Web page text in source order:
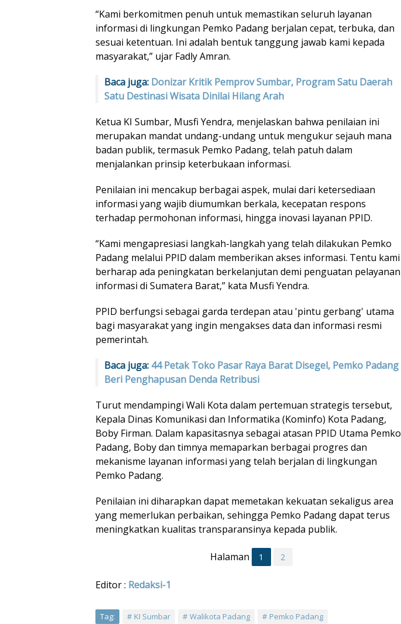
“Kami berkomitmen penuh untuk memastikan seluruh layanan
informasi di lingkungan Pemko Padang berjalan cepat, terbuka, dan
sesuai ketentuan. Ini adalah bentuk tanggung jawab kami kepada
masyarakat,” ujar Fadly Amran.
Baca juga: Donizar Kritik Pemprov Sumbar, Program Satu Daerah
Satu Destinasi Wisata Dinilai Hilang Arah
Ketua KI Sumbar, Musfi Yendra, menjelaskan bahwa penilaian ini
merupakan mandat undang-undang untuk mengukur sejauh mana
badan publik, termasuk Pemko Padang, telah patuh dalam
menjalankan prinsip keterbukaan informasi.
Penilaian ini mencakup berbagai aspek, mulai dari ketersediaan
informasi yang wajib diumumkan berkala, kecepatan respons
terhadap permohonan informasi, hingga inovasi layanan PPID.
“Kami mengapresiasi langkah-langkah yang telah dilakukan Pemko
Padang melalui PPID dalam memberikan akses informasi. Tentu kami
berharap ada peningkatan berkelanjutan demi penguatan pelayanan
informasi di Sumatera Barat,” kata Musfi Yendra.
PPID berfungsi sebagai garda terdepan atau 'pintu gerbang' utama
bagi masyarakat yang ingin mengakses data dan informasi resmi
pemerintah.
Baca juga: 44 Petak Toko Pasar Raya Barat Disegel, Pemko Padang
Beri Penghapusan Denda Retribusi
Turut mendampingi Wali Kota dalam pertemuan strategis tersebut,
Kepala Dinas Komunikasi dan Informatika (Kominfo) Kota Padang,
Boby Firman. Dalam kapasitasnya sebagai atasan PPID Utama Pemko
Padang, Boby dan timnya memaparkan berbagai progres dan
mekanisme layanan informasi yang telah berjalan di lingkungan
Pemko Padang.
Penilaian ini diharapkan dapat memetakan kekuatan sekaligus area
yang memerlukan perbaikan, sehingga Pemko Padang dapat terus
meningkatkan kualitas transparansinya kepada publik.
Halaman 1 2
Editor : Redaksi-1
Tag: KI Sumbar Walikota Padang Pemko Padang